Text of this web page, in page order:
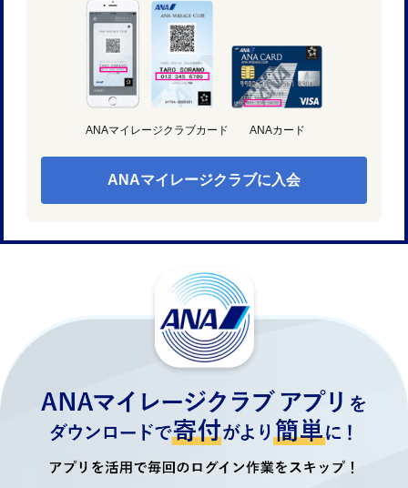
ANAマイレージクラブカード ANAカード
ANAマイレージクラブに入会